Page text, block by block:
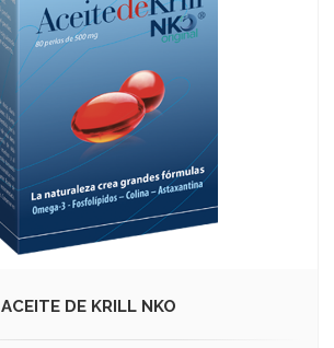
ACEITE DE KRILL NKO